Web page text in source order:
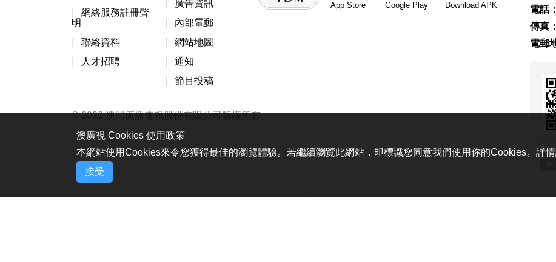
網絡服務註冊聲
明
聯絡資料
人才招聘
廣告資訊
內部電郵
網站地圖
通知
節目投稿
App Store Google Play Download APK
© 2026 澳門廣播電視股份有限公司版權所有
電話
傳真
電郵
澳廣視 Cookies 使用政策
本網站使用Cookies來令您獲得最佳的瀏覽體驗。若繼續瀏覽此網站，即標識您同意我們使用你的Cookies。詳
接受